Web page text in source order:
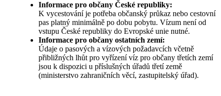
Informace pro občany České republiky:
K vycestování je potřeba občanský průkaz nebo cestovní
pas platný minimálně po dobu pobytu. Vízum není od
vstupu České republiky do Evropské unie nutné.
Informace pro občany ostatních zemí:
Údaje o pasových a vízových požadavcích včetně
přibližných lhůt pro vyřízení víz pro občany třetích zemí
jsou k dispozici u příslušných úřadů třetí země
(ministerstvo zahraničních věcí, zastupitelský úřad).